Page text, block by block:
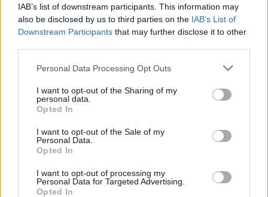
IAB’s list of downstream participants. This information may
also be disclosed by us to third parties on the IAB’s List of
Downstream Participants that may further disclose it to other
Personal Data Processing Opt Outs
I want to opt-out of the Sharing of my
personal data.
Opted In
I want to opt-out of the Sale of my
Personal Data.
Opted In
I want to opt-out of processing my
Personal Data for Targeted Advertising.
Opted In
1 szt.
Wydajność kasety tonera:
Wysoka Wydajność
Własności kasety tonera:
Do 15000 stron ISO/IEC 19752